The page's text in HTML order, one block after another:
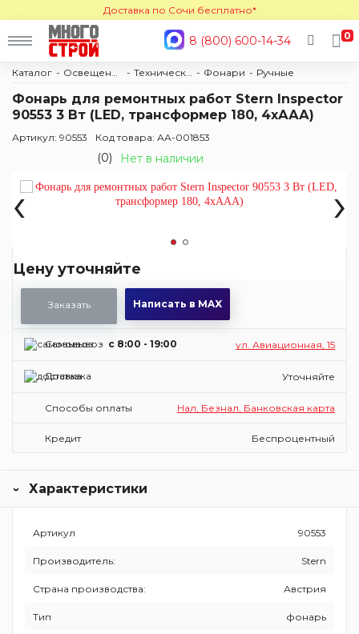
Доставка по Сочи бесплатно*
8 (800) 600-14-34 0
Каталог Техническое освещение Фонари Ручные
Фонарь для ремонтных работ Stern Inspector
90553 3 Вт (LED, трансформер 180, 4хААА)
Артикул: 90553 Код товара: АА-001853
(0) Нет в наличии
‹ ›
Цену уточняйте
Заказать Написать в MAX
Самовывоз c 8:00 - 19:00 ул. Авиационная, 15
Доставка Уточняйте
Способы оплаты Нал, Безнал, Банковская карта
Кредит Беспроцентный
Характеристики
Артикул 90553
Производитель: Stern
Страна производства: Австрия
Тип фонарь